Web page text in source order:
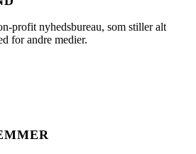
profit nyhedsbureau, som stiller alt
for andre medier.